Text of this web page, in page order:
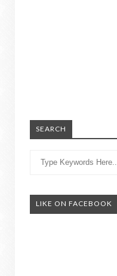
SEARCH
LIKE ON FACEBOOK